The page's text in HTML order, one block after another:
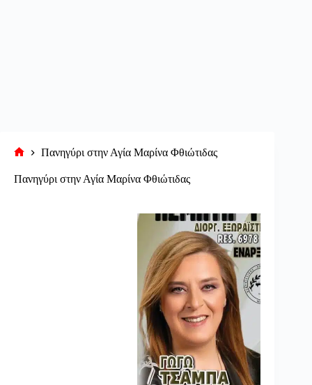
σελίδα
Πανηγύρι στην Αγία Μαρίνα Φθιώτιδας
Πανηγύρι στην Αγία Μαρίνα Φθιώτιδας